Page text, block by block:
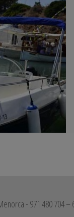
- 971 480 704